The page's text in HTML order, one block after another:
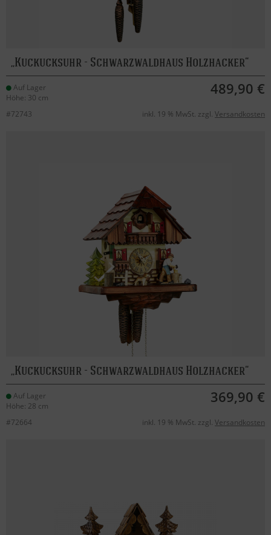
Kuckucksuhr - Schwarzwaldhaus Holzhacker
Auf Lager
Höhe: 30 cm
489,90 €
#72743 inkl. 19 % MwSt. zzgl. Versandkosten
Kuckucksuhr - Schwarzwaldhaus Holzhacker
Auf Lager
Höhe: 28 cm
369,90 €
#72664 inkl. 19 % MwSt. zzgl. Versandkosten